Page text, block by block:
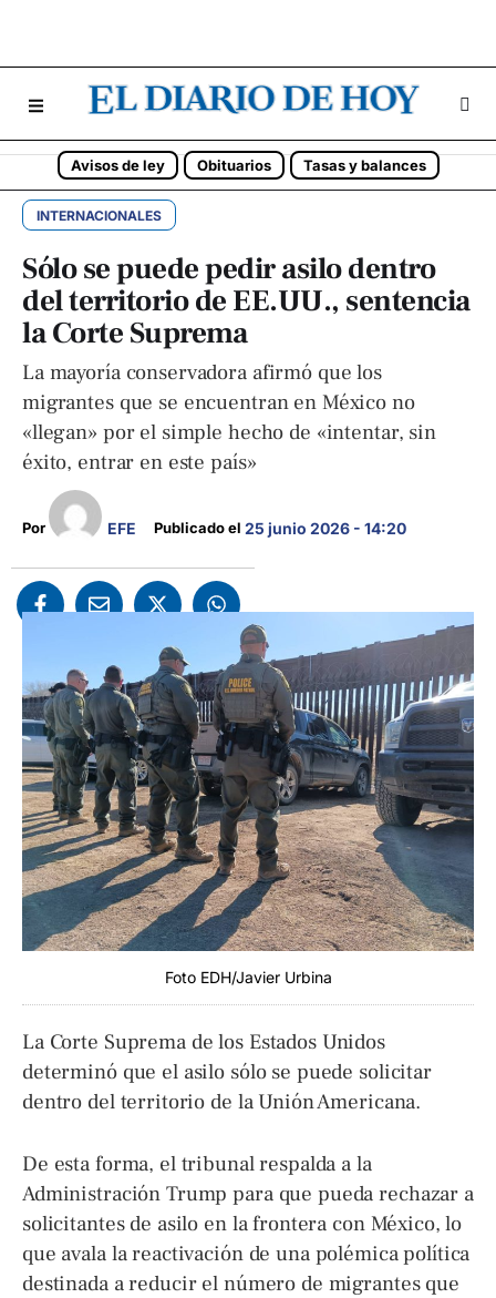
Avisos de ley Obituarios Tasas y balances
INTERNACIONALES
Sólo se puede pedir asilo dentro
del territorio de EE.UU., sentencia
la Corte Suprema
La mayoría conservadora afirmó que los
migrantes que se encuentran en México no
«llegan» por el simple hecho de «intentar, sin
éxito, entrar en este país»
Por EFE Publicado el 25 junio 2026 - 14:20
Foto EDH/Javier Urbina
La Corte Suprema de los Estados Unidos
determinó que el asilo sólo se puede solicitar
dentro del territorio de la Unión Americana.
De esta forma, el tribunal respalda a la
Administración Trump para que pueda rechazar a
solicitantes de asilo en la frontera con México, lo
que avala la reactivación de una polémica política
destinada a reducir el número de migrantes que